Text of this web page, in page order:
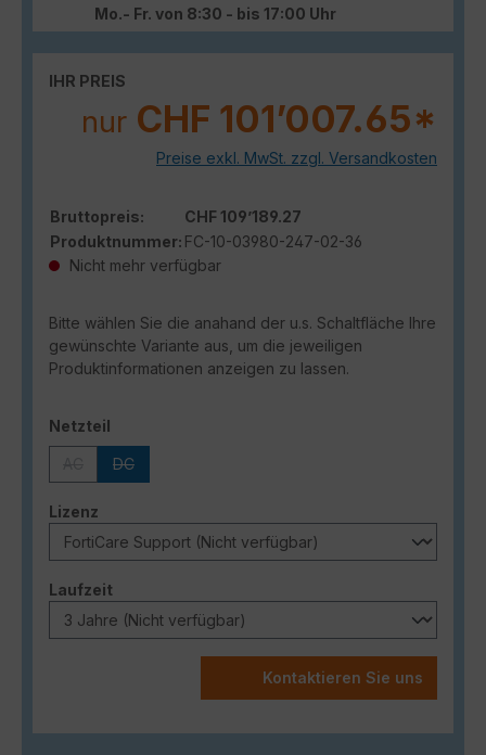
Mo.- Fr. von 8:30 - bis 17:00 Uhr
IHR PREIS
nur CHF 101’007.65*
Preise exkl. MwSt. zzgl. Versandkosten
Bruttopreis:
CHF 109’189.27
Produktnummer: FC-10-03980-247-02-36
Nicht mehr verfügbar
Bitte wählen Sie die anahand der u.s. Schaltfläche Ihre
gewünschte Variante aus, um die jeweiligen
Produktinformationen anzeigen zu lassen.
Netzteil
DC
Lizenz
Laufzeitauswählen
Kontaktieren Sie uns